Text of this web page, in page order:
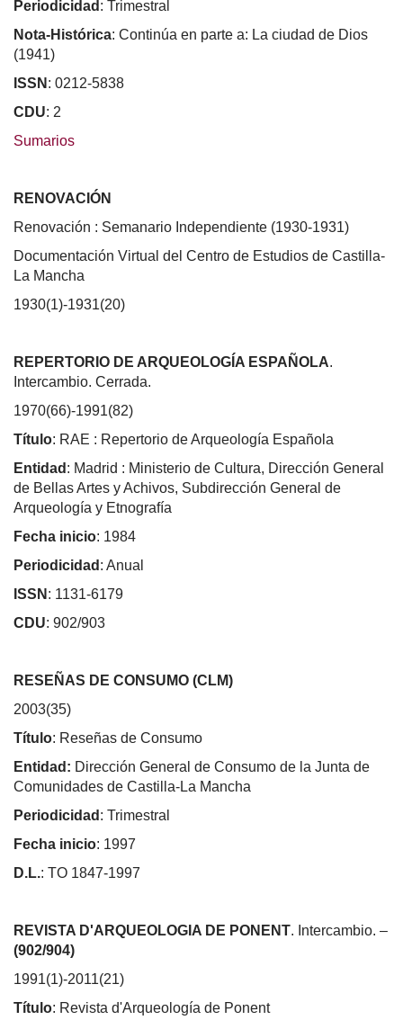
Periodicidad : Trimestral
Nota-Histórica: Continúa en parte a: La ciudad de Dios
(1941)
ISSN : 0212-5838
CDU: 2
Sumarios
RENOVACIÓN
Renovación : Semanario Independiente (1930-1931)
Documentación Virtual del Centro de Estudios de Castilla-
La Mancha
1930(1)-1931(20)
REPERTORIO DE ARQUEOLOGÍA ESPAÑOLA.
Intercambio. Cerrada.
1970(66)-1991(82)
Título: RAE : Repertorio de Arqueología Española
Entidad : Madrid : Ministerio de Cultura, Dirección General
de Bellas Artes y Achivos, Subdirección General de
Arqueología y Etnografía
Fecha inicio: 1984
Periodicidad : Anual
ISSN : 1131-6179
CDU: 902/903
RESEÑAS DE CONSUMO (CLM)
2003(35)
Título: Reseñas de Consumo
Entidad: Dirección General de Consumo de la Junta de
Comunidades de Castilla-La Mancha
Periodicidad : Trimestral
Fecha inicio: 1997
D.L.: TO 1847-1997
REVISTA D'ARQUEOLOGIA DE PONENT. Intercambio. –
(902/904)
1991(1)-2011(21)
Título: Revista d'Arqueología de Ponent